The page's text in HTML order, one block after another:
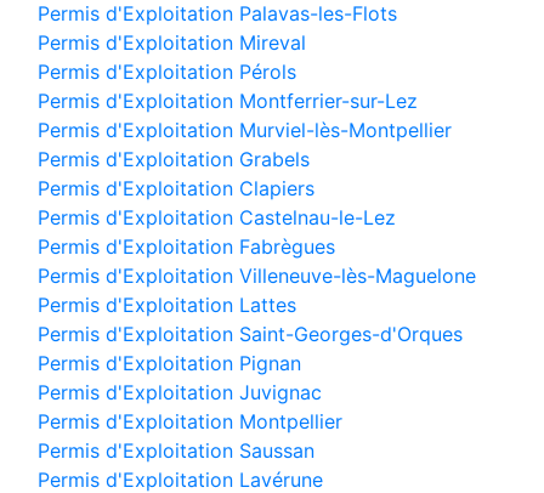
Permis d'Exploitation Palavas-les-Flots
Permis d'Exploitation Mireval
Permis d'Exploitation Pérols
Permis d'Exploitation Montferrier-sur-Lez
Permis d'Exploitation Murviel-lès-Montpellier
Permis d'Exploitation Grabels
Permis d'Exploitation Clapiers
Permis d'Exploitation Castelnau-le-Lez
Permis d'Exploitation Fabrègues
Permis d'Exploitation Villeneuve-lès-Maguelone
Permis d'Exploitation Lattes
Permis d'Exploitation Saint-Georges-d'Orques
Permis d'Exploitation Pignan
Permis d'Exploitation Juvignac
Permis d'Exploitation Montpellier
Permis d'Exploitation Saussan
Permis d'Exploitation Lavérune